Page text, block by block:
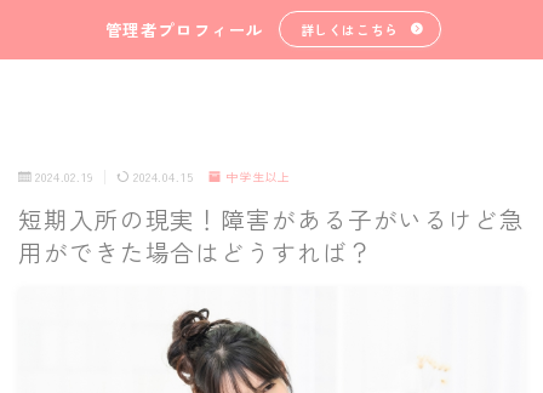
管理者プロフィール 詳しくはこちら
2024.02.19 2024.04.15 中学生以上
短期入所の現実！障害がある子がいるけど急
用ができた場合はどうすれば？